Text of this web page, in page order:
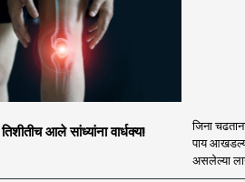
तिशीतीच आले सांध्यांना वार्धक्य!
जिना
पाय
असलेल्या